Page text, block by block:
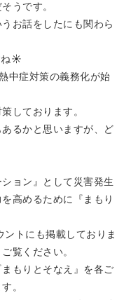
うです。
お話をしたにも関わら
ね☀
中症対策の義務化が始
しております。
るかと思いますが、ど
ョン』として災害発生
高めるために『まもり
トにも掲載しておりま
覧ください。
もりとそなえ』を各ご
。